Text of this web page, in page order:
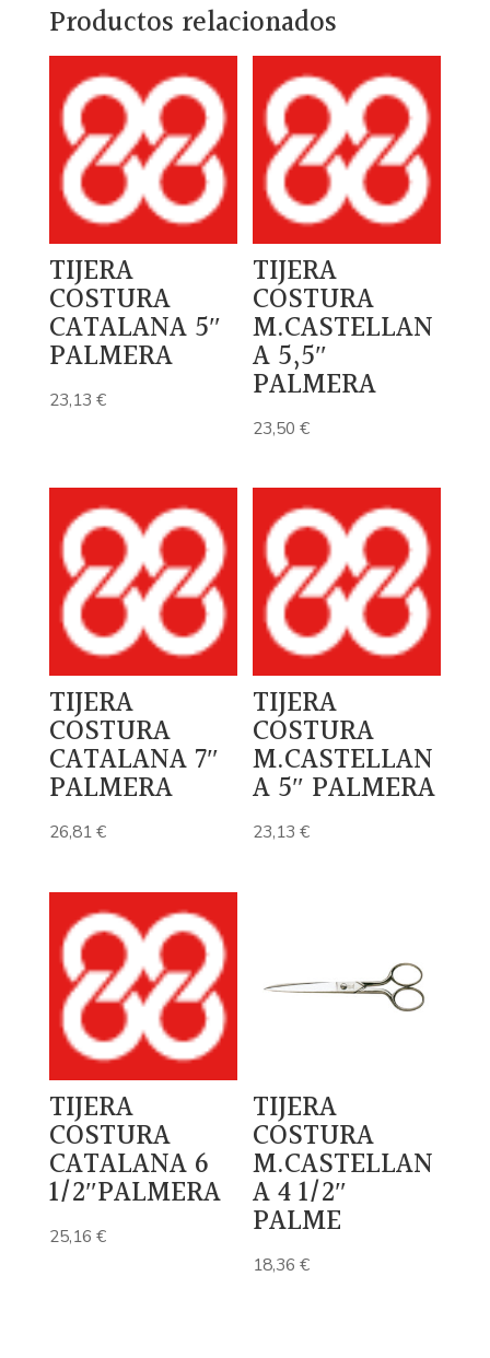
Productos relacionados
TIJERA
COSTURA
CATALANA 5″
PALMERA
23,13 €
TIJERA
COSTURA
M.CASTELLAN
A 5,5″
PALMERA
23,50€
TIJERA
COSTURA
CATALANA 7″
PALMERA
26,81€
TIJERA
COSTURA
M.CASTELLAN
A 5″ PALMERA
23,13€
TIJERA
COSTURA
CATALANA 6
1/2″PALMERA
25,16 €
TIJERA
COSTURA
M.CASTELLAN
A 4 1/2″
PALME
18,36€